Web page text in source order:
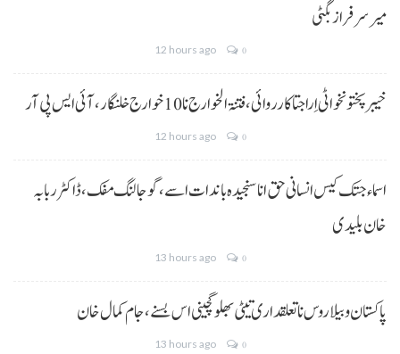
میر سرفراز بگٹی
12 hours ago 0
خیبر پختونخوا ٹی اِرا جتا کارروائی، فتنۃ الخوارج نا 10خوارج خلنگار،آئی ایس پی آر
12 hours ago 0
اسماء جتک کیس انسانی حق انا سنجیدہ باندات اسے، گوجالنگ مفک،ڈاکٹر ربابہ
خان بلیدی
13 hours ago 0
پاکستان و بیلاروس نا تعلقداری تیٹی بھلو گچینی اس بسنے، جام کمال خان
13 hours ago 0